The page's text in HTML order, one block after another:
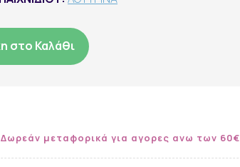
στο Καλάθι
Δωρεάν μεταφορικά για αγορες ανω των 60€